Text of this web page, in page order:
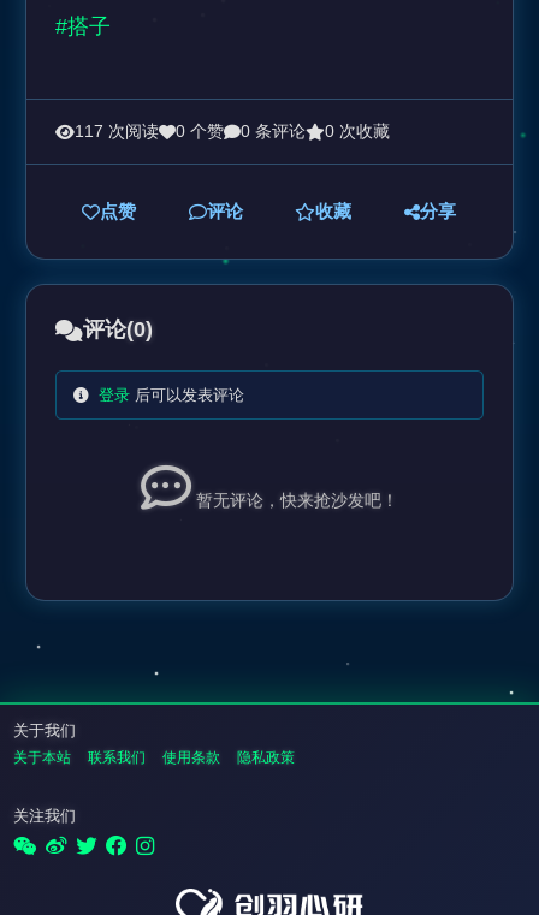
#搭子
117 次阅读 0 个赞 0 条评论 0 次收藏
点赞 评论 收藏 分享
评论(0)
登录后可以发表评论
暂无评论，快来抢沙发吧！
关于我们
关于本站 联系我们 使用条款 隐私政策
关注我们